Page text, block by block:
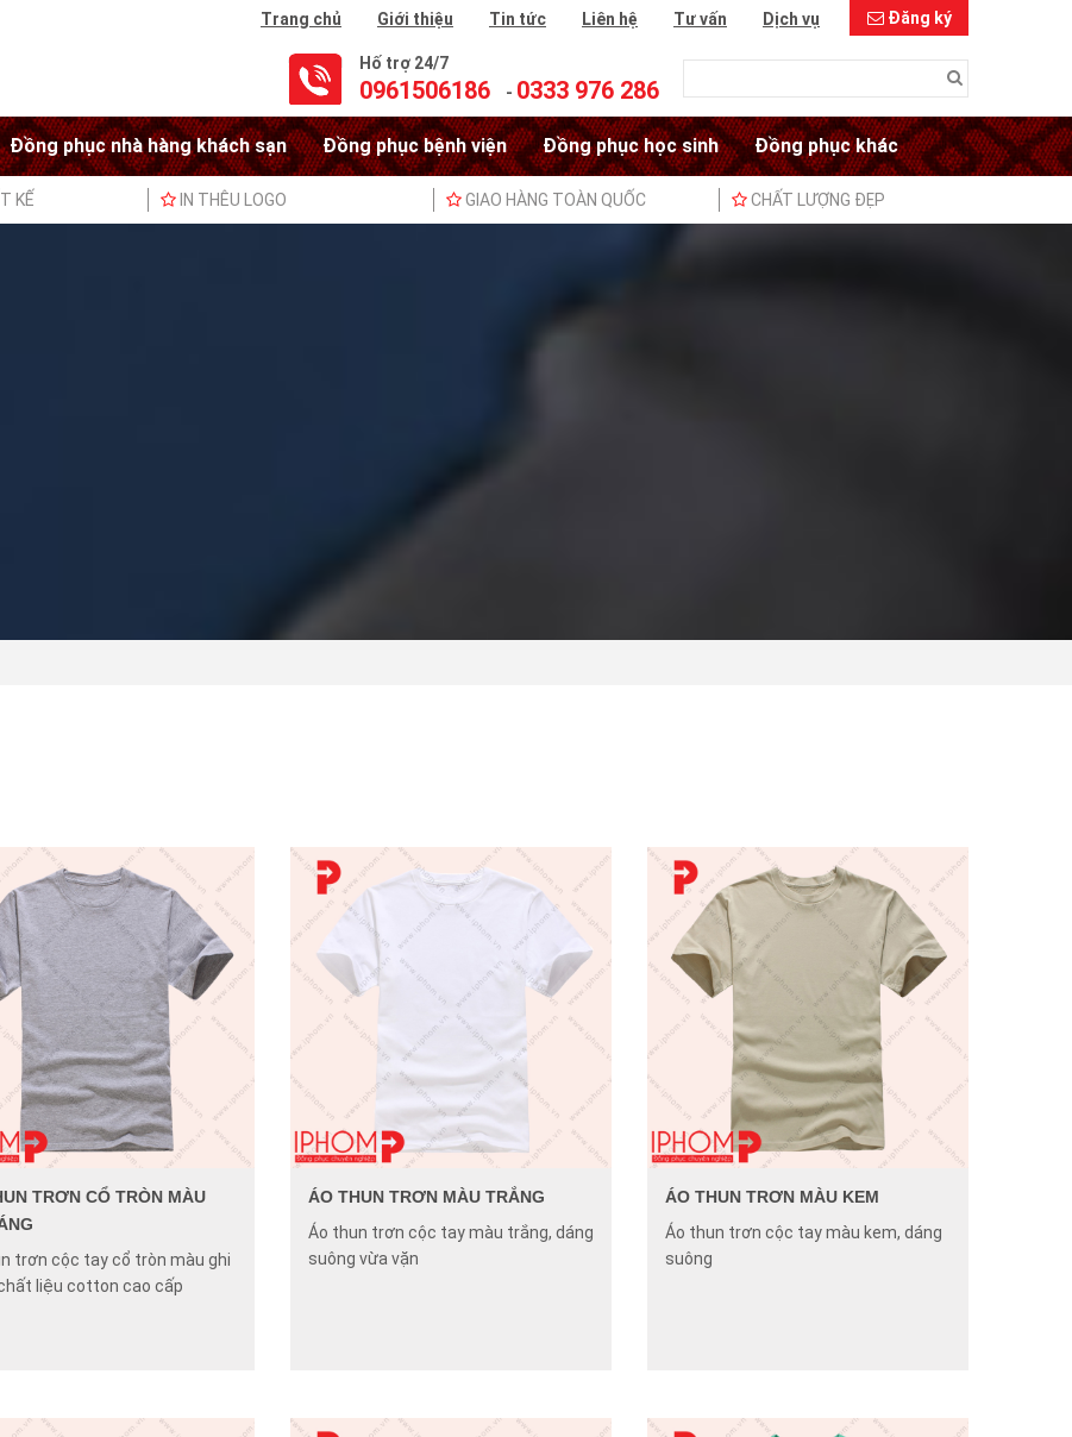
Đăng ký
Trang chủ Giới thiệu Tin tức Liên hệ Tư vấn Dịch vụ
Hố trợ 24/7
0961506186 - 0333 976 286
Đồng phục nhà hàng khách sạn Đồng phục bệnh viện Đồng phục học sinh Đồng phục khác
KẾ IN THÊU LOGO GIAO HÀNG TOÀN QUỐC CHẤT LƯỢNG ĐẸP
TRƠN CỔ TRÒN MÀU
trơn cộc tay cổ tròn màu ghi
liệu cotton cao cấp
ÁO THUN TRƠN MÀU TRẮNG
Áo thun trơn cộc tay màu trắng, dáng
suông vừa vặn
ÁO THUN TRƠN MÀU KEM
Áo thun trơn cộc tay màu kem, dáng
suông